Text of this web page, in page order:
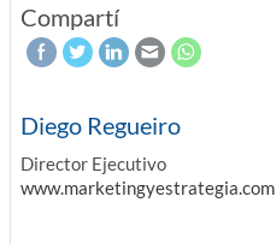
Compartí
Diego Regueiro
Director Ejecutivo
www.marketingyestrategia.com